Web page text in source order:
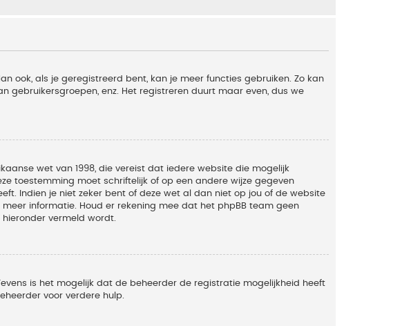
ook, als je geregistreerd bent, kan je meer functies gebruiken. Zo kan
gebruikersgroepen, enz. Het registreren duurt maar even, dus we
wet van 1998, die vereist dat iedere website die mogelijk
toestemming moet schriftelijk of op een andere wijze gegeven
Indien je niet zeker bent of deze wet al dan niet op jou of de website
informatie. Houd er rekening mee dat het phpBB team geen
vermeld wordt.
is het mogelijk dat de beheerder de registratie mogelijkheid heeft
voor verdere hulp.